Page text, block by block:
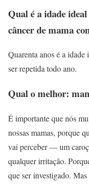
Qual é a idade
câncer de mama
Quarenta anos é a
ser repetida todo ano.
Qual o melhor:
É importante que nós
nossas mamas, porque
vai perceber — um
qualquer irritação.
que ser investigado.